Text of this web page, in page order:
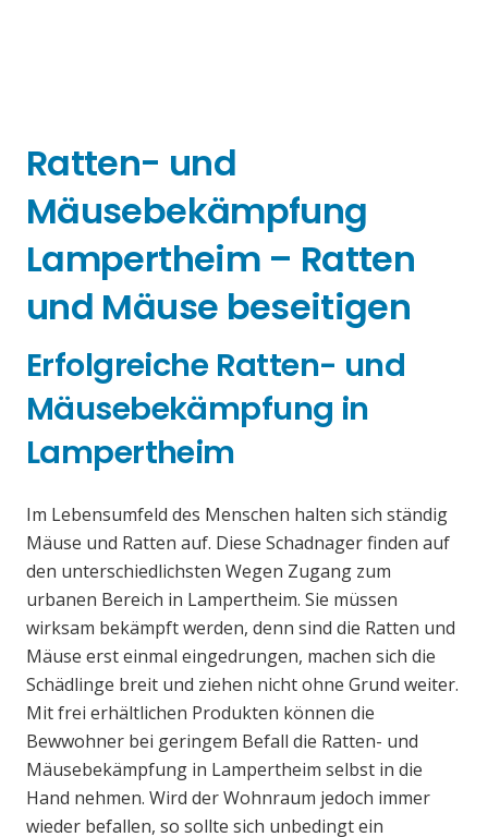
Ratten- und
Mäusebekämpfung
Lampertheim – Ratten
und Mäuse beseitigen
Erfolgreiche Ratten- und
Mäusebekämpfung in
Lampertheim
Im Lebensumfeld des Menschen halten sich ständig
Mäuse und Ratten auf. Diese Schadnager finden auf
den unterschiedlichsten Wegen Zugang zum
urbanen Bereich in Lampertheim. Sie müssen
wirksam bekämpft werden, denn sind die Ratten und
Mäuse erst einmal eingedrungen, machen sich die
Schädlinge breit und ziehen nicht ohne Grund weiter.
Mit frei erhältlichen Produkten können die
Bewwohner bei geringem Befall die Ratten- und
Mäusebekämpfung in Lampertheim selbst in die
Hand nehmen. Wird der Wohnraum jedoch immer
wieder befallen, so sollte sich unbedingt ein